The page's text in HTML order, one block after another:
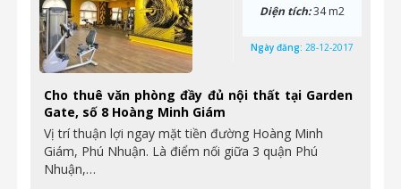
Cho thuê văn phòng đầy đủ nội thất tại Garden
Gate, số 8 Hoàng Minh Giám
Vị trí thuận lợi ngay mặt tiền đường Hoàng Minh
Giám, Phú Nhuận. Là điểm nối giữa 3 quận Phú
Nhuận,…
Diện tích:34 m2
Ngày đăng: 28-12-2017